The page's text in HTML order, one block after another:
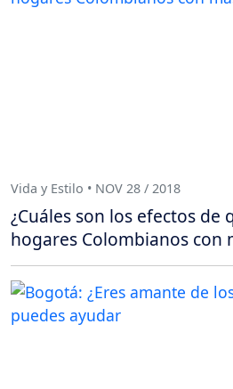
Vida y Estilo • NOV 28 / 2018
¿Cuáles son los efectos de
hogares Colombianos con